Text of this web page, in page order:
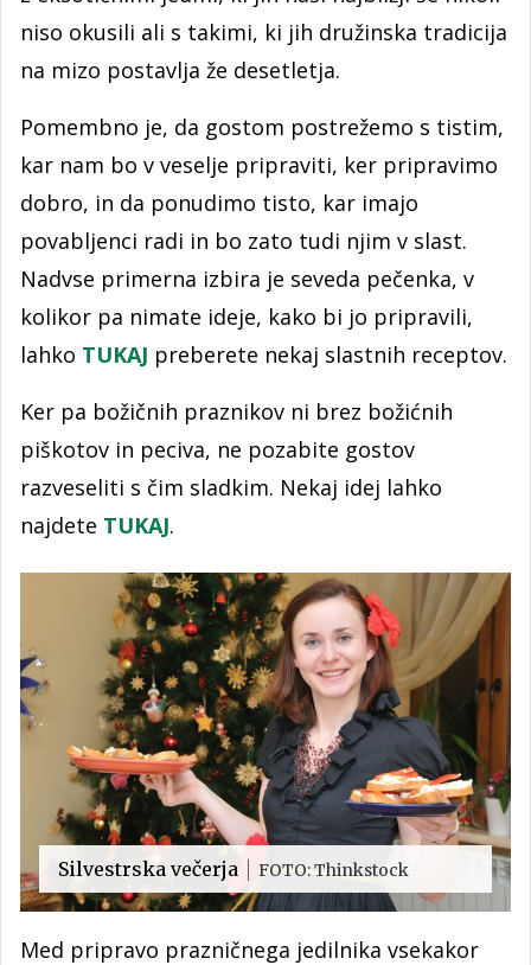
niso okusili ali s takimi, ki jih družinska tradicija
na mizo postavlja že desetletja.
Pomembno je, da gostom postrežemo s tistim,
kar nam bo v veselje pripraviti, ker pripravimo
dobro, in da ponudimo tisto, kar imajo
povabljenci radi in bo zato tudi njim v slast.
Nadvse primerna izbira je seveda pečenka, v
kolikor pa nimate ideje, kako bi jo pripravili,
lahko TUKAJ preberete nekaj slastnih receptov.
Ker pa božičnih praznikov ni brez božićnih
piškotov in peciva, ne pozabite gostov
razveseliti s čim sladkim. Nekaj idej lahko
najdete TUKAJ.
Silvestrska večerja FOTO: Thinkstock
Med pripravo prazničnega jedilnika vsekakor